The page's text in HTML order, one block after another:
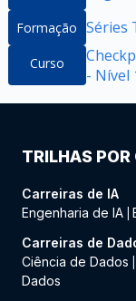
Formação Séries
Curso
- Nível
TRILHAS POR
Carreiras de IA
Engenharia de IA
Carreiras de
Ciência de Dados
Dados